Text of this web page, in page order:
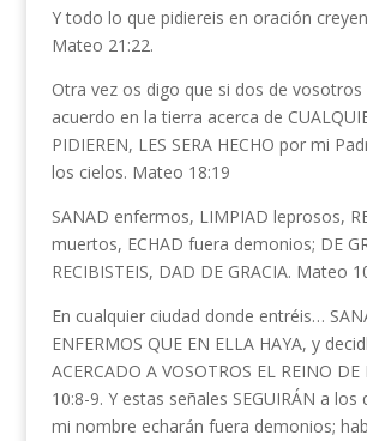
Y todo lo que pidiereis en oración
Mateo 21:22.
Otra vez os digo que si dos de vosotros
acuerdo en la tierra acerca de
PIDIEREN, LES SERA HECHO por mi
los cielos. Mateo 18:19
SANAD enfermos, LIMPIAD leprosos,
muertos, ECHAD fuera demonios; DE
RECIBISTEIS, DAD DE GRACIA. Mateo
En cualquier ciudad donde entréis…
ENFERMOS QUE EN ELLA HAYA, y
ACERCADO A VOSOTROS EL REINO
10:8-9. Y estas señales SEGUIRÁN a los
mi nombre echarán fuera demonios;